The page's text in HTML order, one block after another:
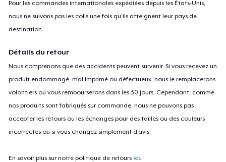
Pour les commandes internationales expédiées depuis les États-Unis,
nous ne suivons pas les colis une fois qu'ils atteignent leur pays de
destination.
Détails du retour
Nous comprenons que des accidents peuvent survenir. Si vous recevez un
produit endommagé, mal imprimé ou défectueux, nous le remplacerons
volontiers ou vous rembourserons dans les 30 jours. Cependant, comme
nos produits sont fabriqués sur commande, nous ne pouvons pas
accepter les retours ou les échanges pour des tailles ou des couleurs
incorrectes ou si vous changez simplement d'avis.
En savoir plus sur notre politique de retours ici.